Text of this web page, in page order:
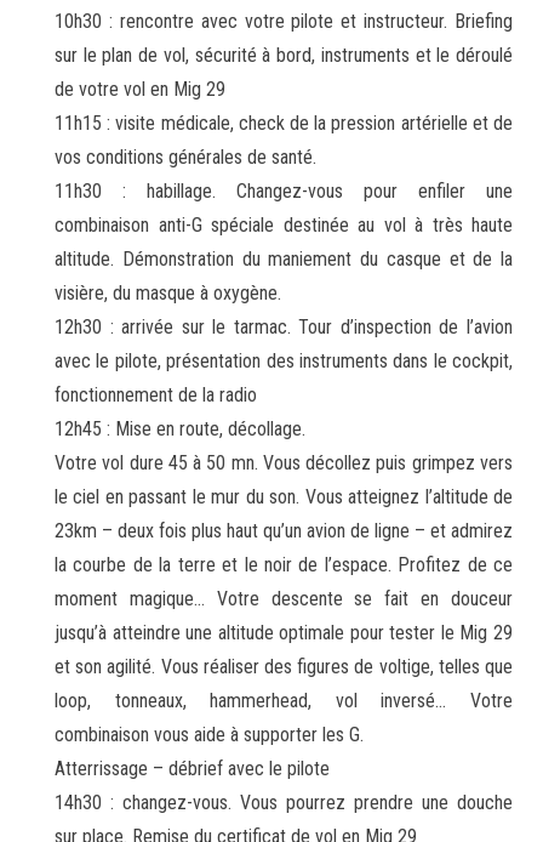
10h30 : rencontre avec votre pilote et instructeur. Briefing
sur le plan de vol, sécurité à bord, instruments et le déroulé
de votre vol en Mig 29
11h15 : visite médicale, check de la pression artérielle et de
vos conditions générales de santé.
11h30 : habillage. Changez-vous pour enfiler une
combinaison anti-G spéciale destinée au vol à très haute
altitude. Démonstration du maniement du casque et de la
visière, du masque à oxygène.
12h30 : arrivée sur le tarmac. Tour d’inspection de l’avion
avec le pilote, présentation des instruments dans le cockpit,
fonctionnement de la radio
12h45 : Mise en route, décollage.
Votre vol dure 45 à 50 mn. Vous décollez puis grimpez vers
le ciel en passant le mur du son. Vous atteignez l’altitude de
23km – deux fois plus haut qu’un avion de ligne – et admirez
la courbe de la terre et le noir de l’espace. Profitez de ce
moment magique… Votre descente se fait en douceur
jusqu’à atteindre une altitude optimale pour tester le Mig 29
et son agilité. Vous réaliser des figures de voltige, telles que
loop, tonneaux, hammerhead, vol inversé… Votre
combinaison vous aide à supporter les G.
Atterrissage – débrief avec le pilote
14h30 : changez-vous. Vous pourrez prendre une douche
sur place. Remise du certificat de vol en Mig 29